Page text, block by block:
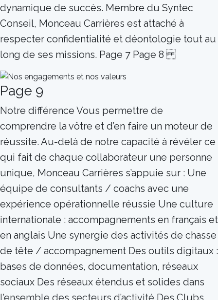
dynamique de succès. Membre du Syntec
Conseil, Monceau Carrières est attaché à
respecter confidentialité et déontologie tout au
long de ses missions. Page 7 Page 8
Page 9
Notre différence Vous permettre de
comprendre la vôtre et d’en faire un moteur de
réussite. Au-delà de notre capacité à révéler ce
qui fait de chaque collaborateur une personne
unique, Monceau Carrières s’appuie sur : Une
équipe de consultants / coachs avec une
expérience opérationnelle réussie Une culture
internationale : accompagnements en français et
en anglais Une synergie des activités de chasse
de tête / accompagnement Des outils digitaux :
bases de données, documentation, réseaux
sociaux Des réseaux étendus et solides dans